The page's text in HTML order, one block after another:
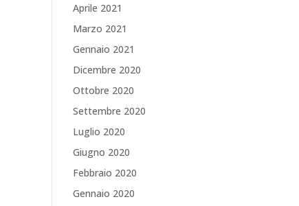
Aprile 2021
Marzo 2021
Gennaio 2021
Dicembre 2020
Ottobre 2020
Settembre 2020
Luglio 2020
Giugno 2020
Febbraio 2020
Gennaio 2020